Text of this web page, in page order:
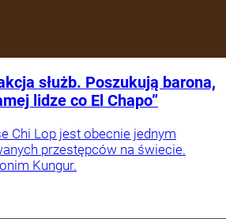
służb. Poszukują barona,
lidze co El Chapo”
Chi Lop jest obecnie jednym
przestępców na świecie.
Kungur.